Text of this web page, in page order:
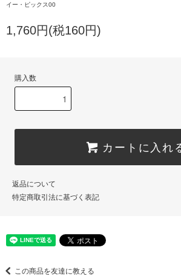
イー・ピックス00
1,760円(税160円)
購入数
カートに入れ
返品について
特定商取引法に基づく表記
この商品を友達に教える